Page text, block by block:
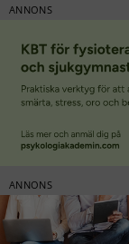
ANNONS
ANNONS